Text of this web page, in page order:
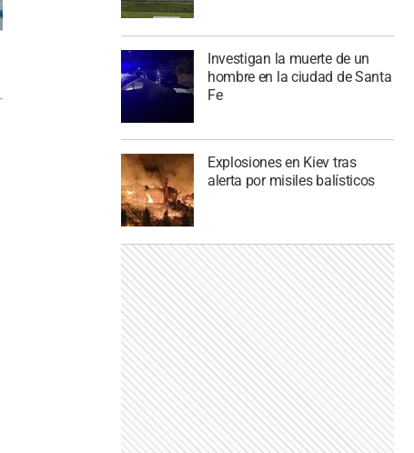
Investigan la muerte de un
hombre en la ciudad de Santa
Fe
Explosiones en Kiev tras
alerta por misiles balísticos